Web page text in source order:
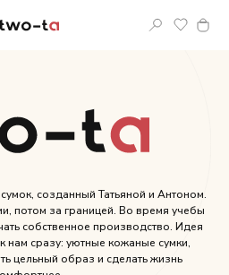
созданный Татьяной и Антоном.
потом за границей. Во время учебы
собственное производство. Идея
нам сразу: уютные кожаные сумки,
цельный образ и сделать жизнь